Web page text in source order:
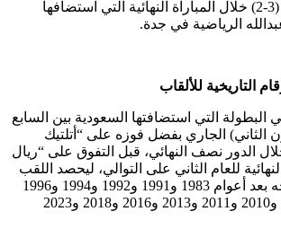
“ريال مدريد” بنتيجة (3-2) خلال المباراة النهائية التي استضافها
الرياضية في جدة.
التاريخية للألقاب
البطولة التي استضافتها السعودية بين السابع
(كانون الثاني) الجاري بفضل فوزه على “أتلتيك
بنتيجة (5-0) خلال الدور نصف النهائي، قبل التفوق على “ريال
للعام الثاني على التوالي، ليحصد اللقب
للمرة الـ16 في تاريخه بعد أعوام 1983 و1991 و1992 و1994 و1996
و2005 و2006 و2009 و2010 و2011 و2013 و2016 و2018 و2023